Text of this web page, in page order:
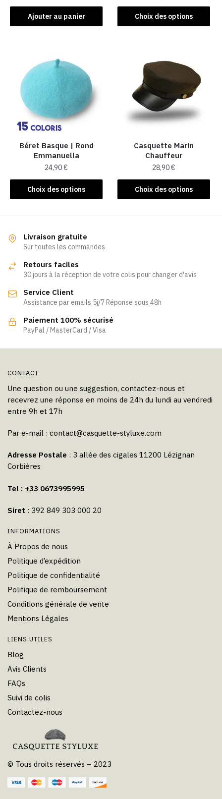
Ajouter au panier Choix des options
Ce
produit
variations.
options
peuvent
être
choisies
la
page
du
produit
Béret Basque | Rond
Emmanuella
24,90€
Choix des options
Ce
produit
variations.
Les
peuvent
choisies
sur
la
page
Casquette Marin
Chauffeur
28,90€
Choix des options
Ce
produit
peuvent
être
Livraison gratuite
Sur toutes les commandes
Retours faciles
30 jours à la réception de votre colis pour changer d'avis
Service Client
Assistance par emails 5j/7 Réponse sous 48h
Paiement 100% sécurisé
PayPal / MasterCard / Visa
CONTACT
Une question ou une suggestion, contactez-nous et
recevrez une réponse en moins de 24h du lundi au vendredi
entre 9h et 17h
Par e-mail : contact@casquette-styluxe.com
Adresse Postale : 3 allée des cigales 11200 Lézignan
Corbières
Tel : +33 0673995995
Siret : 392 849 303 000 20
INFORMATIONS
À Propos de nous
Politique d’expédition
Politique de confidentialité
Politique de remboursement
Conditions générale de vente
Mentions Légales
LIENS UTILES
Blog
Avis Clients
FAQs
Suivi de colis
Contactez-nous
© Tous droits réservés – 2023